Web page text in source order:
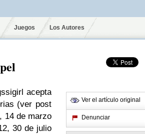
Juegos Los Autores
acepta
(ver post
, 14 de marzo
30 de julio
Ver el artículo original
Denunciar